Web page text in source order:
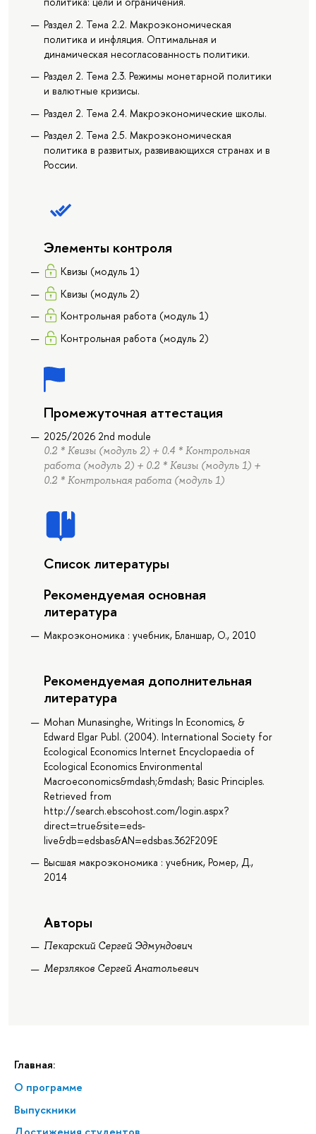
Главная:
О программе
Выпускники
Раздел 2. Тема 2.2. Макроэкономическая
политика и инфляция. Оптимальная и
динамическая несогласованность политики.
Раздел 2. Тема 2.3. Режимы монетарной политики
и валютные кризисы.
Раздел 2. Тема 2.4. Макроэкономические школы.
Раздел 2. Тема 2.5. Макроэкономическая
политика в развитых, развивающихся странах и в
России.
Элементы контроля
Квизы (модуль 1)
Квизы (модуль 2)
Контрольная работа (модуль 1)
Контрольная работа (модуль 2)
Промежуточная аттестация
2025/2026 2nd module
0.2 * Квизы (модуль 2) + 0.4 * Контрольная
работа (модуль 2) + 0.2 * Квизы (модуль 1) +
0.2 * Контрольная работа (модуль 1)
Список литературы
Рекомендуемая основная
литература
Макроэкономика : учебник, Бланшар, О., 2010
Рекомендуемая дополнительная
литература
Mohan Munasinghe, Writings In Economics, &
Edward Elgar Publ. (2004). International Society for
Ecological Economics Internet Encyclopaedia of
Ecological Economics Environmental
Macroeconomics&mdash;&mdash; Basic Principles.
Retrieved from
http://search.ebscohost.com/login.aspx?
direct=true&site=eds-
live&db=edsbas&AN=edsbas.362F209E
Высшая макроэкономика : учебник, Ромер, Д.,
2014
Авторы
Пекарский Сергей Эдмундович
Мерзляков Сергей Анатольевич